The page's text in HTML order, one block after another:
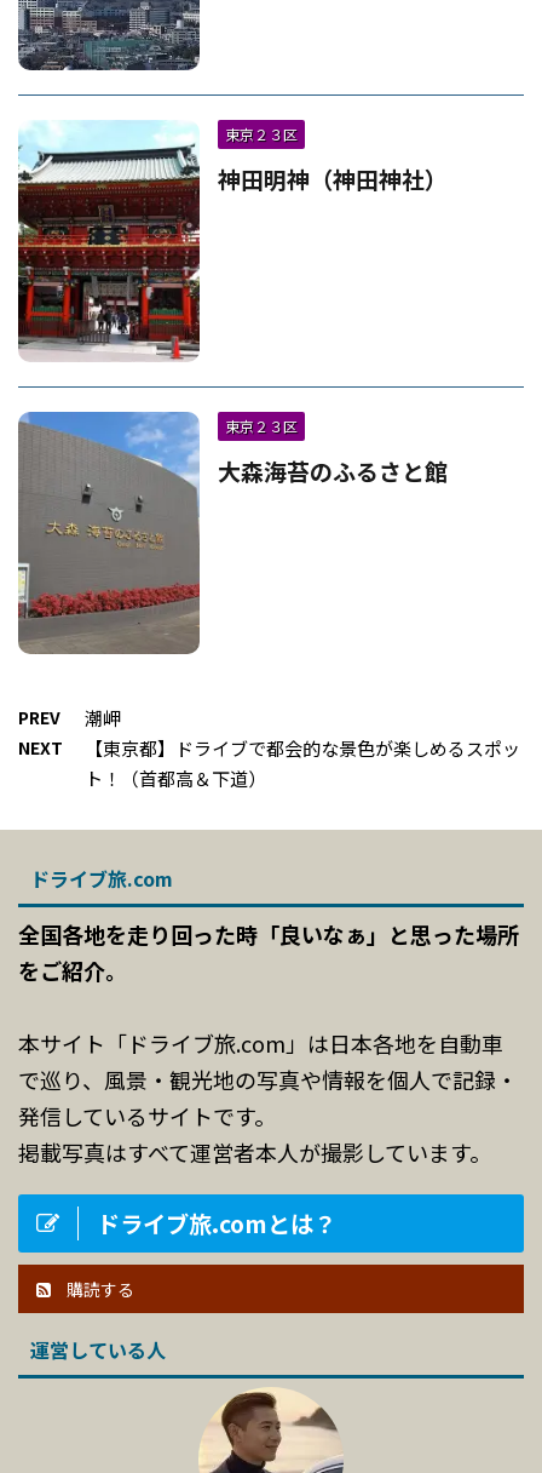
東京２３区
神田明神（神田神社）
東京２３区
大森海苔のふるさと館
PREV 潮岬
NEXT
【東京都】ドライブで都会的な景色が楽しめるスポッ
ト！（首都高＆下道）
ドライブ旅.com
全国各地を走り回った時「良いなぁ」と思った場所
をご紹介。
本サイト「ドライブ旅.com」は日本各地を自動車
で巡り、風景・観光地の写真や情報を個人で記録・
発信しているサイトです。
掲載写真はすべて運営者本人が撮影しています。
ドライブ旅.comとは？
購読する
運営している人